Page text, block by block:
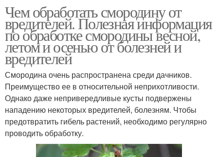
Чем обработать смородину от
вредителей. Полезная информация
по обработке смородины весной,
летом и осенью от болезней и
вредителей
Смородина очень распространена среди дачников.
Преимущество ее в относительной неприхотливости.
Однако даже непривередливые кусты подвержены
нападению некоторых вредителей, болезням. Чтобы
предотвратить гибель растений, необходимо регулярно
проводить обработку.